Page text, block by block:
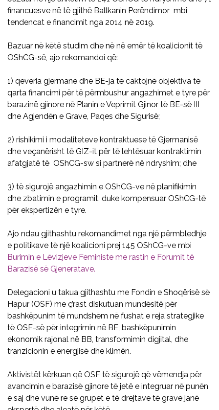
financuesve në të gjithë Ballkanin Perëndimor mbi
tendencat e financimit nga 2014 në 2019.
Bazuar në këtë studim dhe në në emër të koalicionit të
OShCG-së, ajo rekomandoi që:
1) qeveria gjermane dhe BE-ja të caktojnë objektiva të
qarta financimi për të përmbushur angazhimet e tyre për
barazinë gjinore në Planin e Veprimit Gjinor të BE-së III
dhe Agjendën e Grave, Paqes dhe Sigurisë;
2) rishikimi i modaliteteve kontraktuese të Gjermanisë
dhe veçanërisht të GIZ-it për të lehtësuar kontraktimin
afatgjatë të OShCG-sw si partnerë në ndryshim; dhe
3) të sigurojë angazhimin e OShCG-ve në planifikimin
dhe zbatimin e programit, duke kompensuar OShCG-të
për ekspertizën e tyre.
Ajo ndau gjithashtu rekomandimet nga një përmbledhje
e politikave të një koalicioni prej 145 OShCG-ve mbi
Burimin e Lëvizjeve Feministe me rastin e Forumit të
Barazisë së Gjeneratave.
Delegacioni u takua gjithashtu me Fondin e Shoqërisë së
Hapur (OSF) me ç’rast diskutuan mundësitë për
bashkëpunim të mundshëm në fushat e reja strategjike
të OSF-së për integrimin në BE, bashkëpunimin
ekonomik rajonal në BB, transformimin digjital, dhe
tranzicionin e energjisë dhe klimën.
Aktivistët kërkuan që OSF të sigurojë që vëmendja për
avancimin e barazisë gjinore të jetë e integruar në punën
e saj dhe vunë re se grupet e të drejtave të grave janë